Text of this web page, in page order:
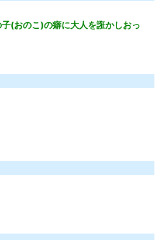
(おのこ)の癖に大人を誑かしおっ